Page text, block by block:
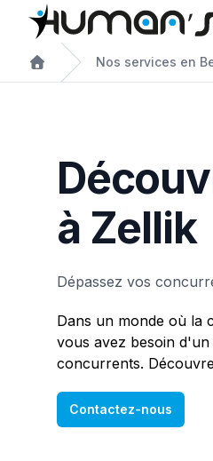
Nos services en
à Zellik
Dépassez vos
Dans un monde où la
vous avez besoin
concurrents.
Contactez-nous